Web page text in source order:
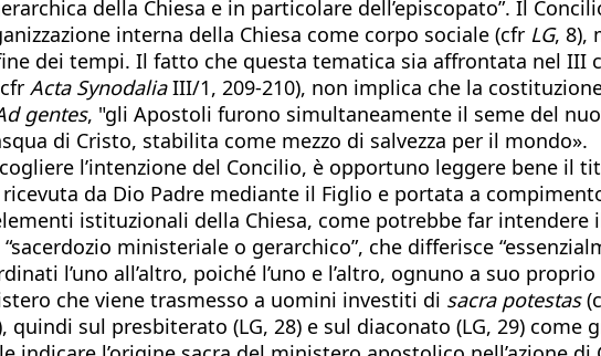
della Chiesa e in particolare dell’episcopato”. Il
interna della Chiesa come corpo sociale (cfr LG, 8),
dei tempi. Il fatto che questa tematica sia affrontata nel III
Acta SynodaliaIII/1, 209-210), non implica che la
gentes, "gli Apostoli furono simultaneamente il seme del
di Cristo, stabilita come mezzo di salvezza per il mondo».
l’intenzione del Concilio, è opportuno leggere bene il
da Dio Padre mediante il Figlio e portata a
istituzionali della Chiesa, come potrebbe far intendere
ministeriale o gerarchico”, che differisce
l’uno all’altro, poiché l’uno e l’altro, ognuno a suo
che viene trasmesso a uomini investiti di sacra potestas
quindi sul presbiterato (LG, 28) e sul diaconato (LG, 29) come